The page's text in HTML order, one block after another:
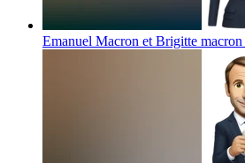
Emanuel Macron et Brigitte macron